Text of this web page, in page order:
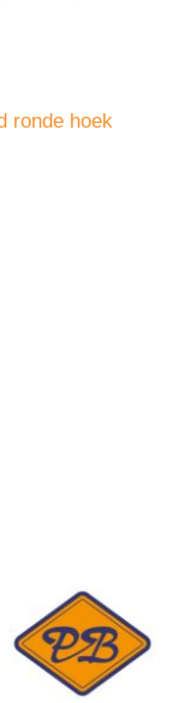
ronde hoek